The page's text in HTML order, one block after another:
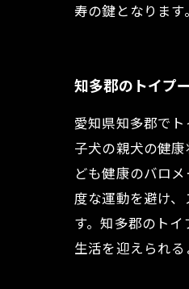
寿の鍵となりま
知多郡のトイプ
愛知県知多郡で
子犬の親犬の健
ども健康のバロ
度な運動を避け
す。知多郡のト
生活を迎えられる